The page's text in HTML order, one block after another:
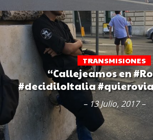
TRANSMISIONES
“Callejeamos en
#decidiloItalia
– 13 Julio, 2017 –